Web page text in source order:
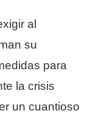
al
su
para
la crisis
un cuantioso